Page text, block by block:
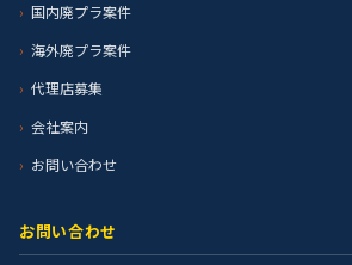
国内廃プラ案件
海外廃プラ案件
代理店募集
会社案内
お問い合わせ
お問い合わせ